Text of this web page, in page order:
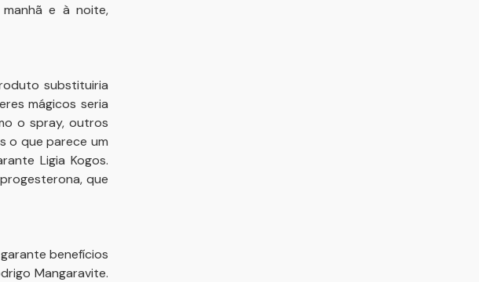
e à noite,
substituiria
mágicos seria
o spray, outros
o que parece um
Ligia Kogos.
que
benefícios
Mangaravite.